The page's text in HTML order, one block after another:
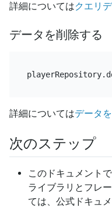
詳細についてはクエリ
データを削除する
詳細についてはデータ
次のステップ
このドキュメント
ライブラリとフレ
ては、公式ドキュ